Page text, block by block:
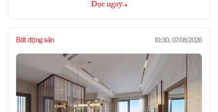
Đọc ngay
Bất động sản 10:30, 07/08/2026